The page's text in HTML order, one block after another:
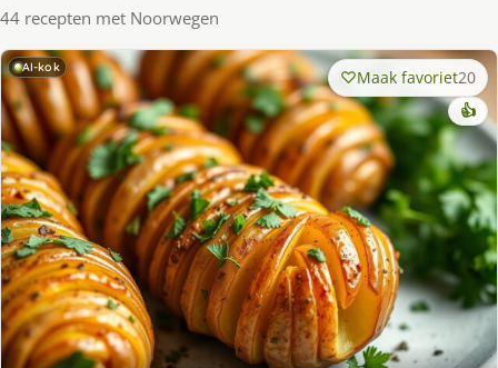
44 recepten met Noorwegen
AI-kok Maak favoriet20
👍